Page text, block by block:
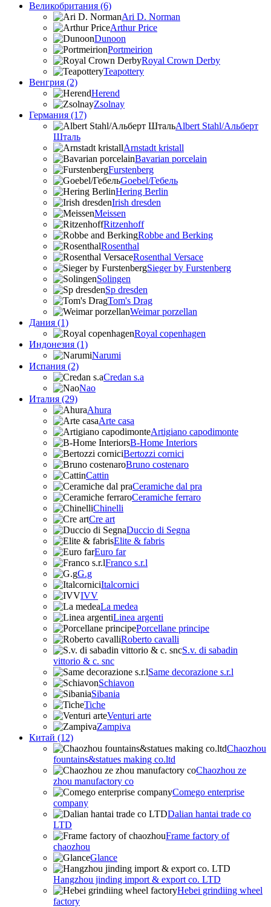
Великобритания (6)
Ari D. Norman
Arthur Price
Dunoon
Portmeirion
Royal Crown Derby
Teapottery
Венгрия (2)
Herend
Zsolnay
Германия (17)
Albert Stahl/Альбеpт
Шталь
Arnstadt kristall
Bavarian porcelain
Furstenberg
Goebel/Гебель
Hering Berlin
Irish dresden
Meissen
Ritzenhoff
Robbe and Berking
Rosenthal
Rosenthal Versace
Sieger by Furstenberg
Solingen
Sp dresden
Tom's Drag
Weimar porzellan
Дания (1)
Royal copenhagen
Индонезия (1)
Narumi
Испания (2)
Credan s.a
Nao
Италия (29)
Ahura
Arte casa
Artigiano capodimonte
B-Home Interiors
Bertozzi cornici
Bruno costenaro
Cattin
Ceramiche dal pra
Ceramiche ferraro
Chinelli
Cre art
Duccio di Segna
Elite & fabris
Euro far
Franco s.r.l
G.g
Italcornici
IVV
La medea
Linea argenti
Porcellane principe
Roberto cavalli
S.v. di sabadin
vittorio & c. snc
Same decorazione s.r.l
Schiavon
Sibania
Tiche
Venturi arte
Zampiva
Китай (12)
Chaozhou
fountains&statues making co.ltd
Chaozhou ze
zhou manufactory co
Comego enterprise
company
Dalian hantai trade co
LTD
Frame factory of
chaozhou
Glance
Hangzhou jinding import & export co. LTD
Hebei grindiing wheel
factory